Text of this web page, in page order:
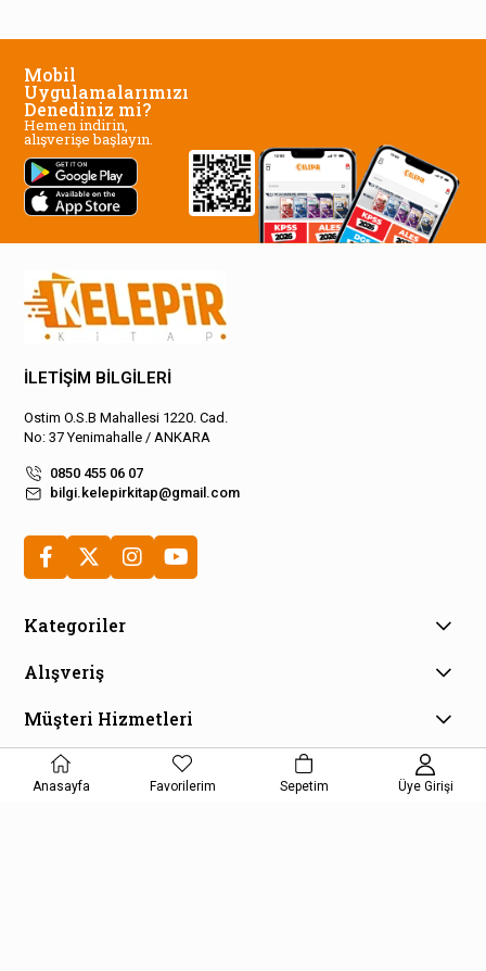
Mobil
Uygulamalarımızı
Denediniz mi?
Hemen indirin,
alışverişe başlayın.
İLETİŞİM BİLGİLERİ
Ostim O.S.B Mahallesi 1220. Cad.
No: 37 Yenimahalle / ANKARA
0850 455 06 07
bilgi.kelepirkitap@gmail.com
Kategoriler
Alışveriş
Müşteri Hizmetleri
E-Bülten Aboneliği
Kampanya ve fırsatlardan haberdar olmak için e-bültenimize
Anasayfa Favorilerim Sepetim Üye Girişi